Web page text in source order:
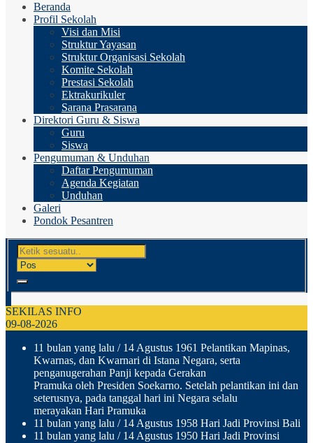
Beranda
Profil Sekolah
Visi dan Misi
Struktur Yayasan
Struktur Organisasi Sekolah
Komite Sekolah
Prestasi Sekolah
Ektrakurikuler
Sarana Prasarana
Direktori Guru & Siswa
Guru
Siswa
Pengumuman & Unduhan
Daftar Pengumuman
Agenda Kegiatan
Unduhan
Galeri
Pondok Pesantren
SEKILAS INFO
09-08-2026
11 bulan yang lalu / 14 Agustus 1961 Pelantikan Mapinas,
Kwarnas, dan Kwarnari di Istana Negara, serta
penganugerahan Panji kepada Gerakan
Pramuka oleh Presiden Soekarno. Setelah pelantikan ini dan
seterusnya, pada tanggal hari ini Negara selalu
merayakan Hari Pramuka
11 bulan yang lalu / 14 Agustus 1958 Hari Jadi Provinsi Bali
11 bulan yang lalu / 14 Agustus 1950 Hari Jadi Provinsi